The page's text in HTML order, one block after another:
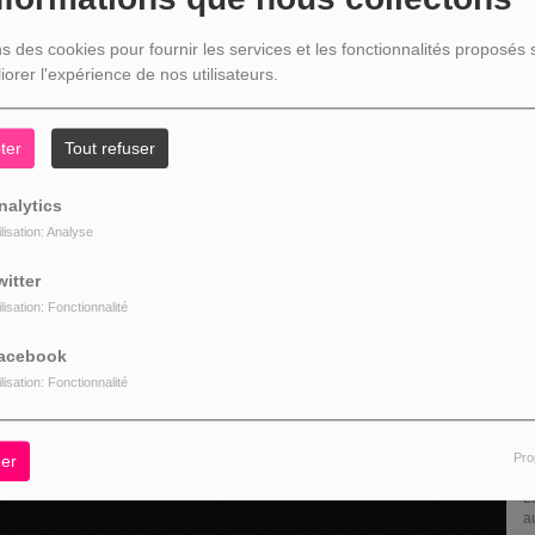
des cookies pour fournir les services et les fonctionnalités proposés
l'expérience de nos utilisateurs.
Tout refuser
Analyse
Fonctionnalité
Fonctionnalité
0